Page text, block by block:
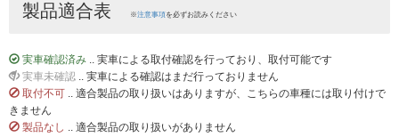
製品適合表 ※注意事項を必ずお読みください
実車確認済み .. 実車による取付確認を行っており、取付可能です
実車未確認 .. 実車による確認はまだ行っておりません
取付不可 .. 適合製品の取り扱いはありますが、こちらの車種には取り付けで
きません
製品なし .. 適合製品の取り扱いがありません